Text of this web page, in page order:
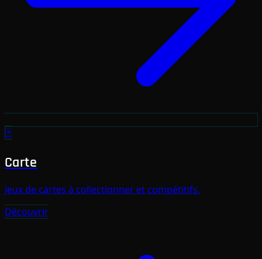
🃏
Carte
Jeux de cartes à collectionner et compétitifs.
Découvrir